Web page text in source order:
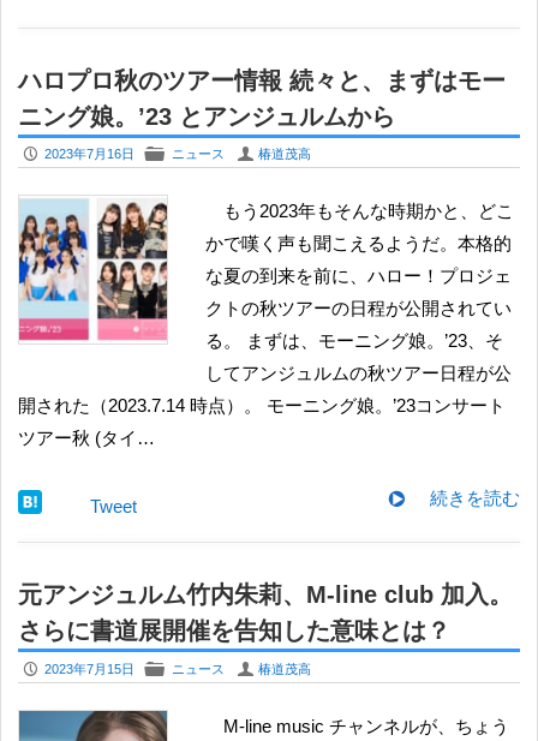
ハロプロ秋のツアー情報 続々と、まずはモー
ニング娘。’23 とアンジュルムから
P 2023年7月16日 F ニュース U 椿道茂高
もう2023年もそんな時期かと、どこ
かで嘆く声も聞こえるようだ。本格的
な夏の到来を前に、ハロー！プロジェ
クトの秋ツアーの日程が公開されてい
る。 まずは、モーニング娘。’23、そ
してアンジュルムの秋ツアー日程が公
開された（2023.7.14 時点）。 モーニング娘。’23コンサート
ツアー秋 (タイ…
続きを読む
Tweet
元アンジュルム竹内朱莉、M-line club 加入。
さらに書道展開催を告知した意味とは？
P 2023年7月15日 F ニュース U 椿道茂高
M-line music チャンネルが、ちょう